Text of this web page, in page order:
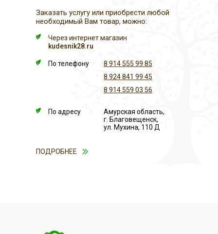
Амурская область,
г. Благовещенск,
ул. Мухина, 110 Д
8 914 555 99 85
8 924 841 99 45
По телефону
По адресу
8 914 559 03 56
Через интернет магазин
kudesnik28.ru
Заказать услугу или приобрести любой
необходимый Вам товар, можно:
ПОДРОБНЕЕ